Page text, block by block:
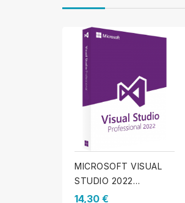
MICROSOFT VISUAL
STUDIO 2022
PROFISSIONAL
14,30 €